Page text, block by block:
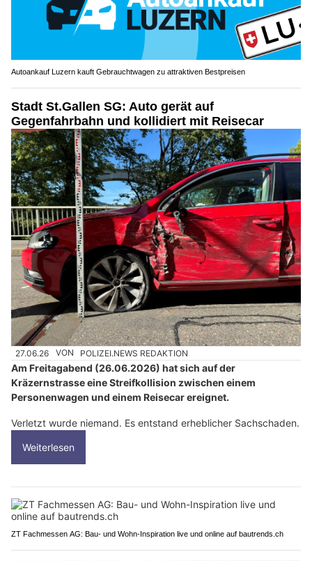
Autoankauf Luzern kauft Gebrauchtwagen zu attraktiven Bestpreisen
Stadt St.Gallen SG: Auto gerät auf
Gegenfahrbahn und kollidiert mit Reisecar
27.06.26 VON POLIZEI.NEWS REDAKTION
Am Freitagabend (26.06.2026) hat sich auf der
Kräzernstrasse eine Streifkollision zwischen einem
Personenwagen und einem Reisecar ereignet.
Verletzt wurde niemand. Es entstand erheblicher Sachschaden.
Weiterlesen
ZT Fachmessen AG: Bau- und Wohn-Inspiration live und online auf bautrends.ch